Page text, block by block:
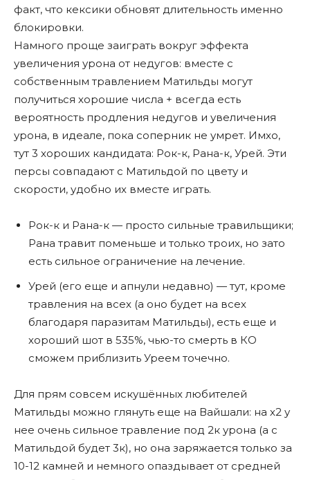
факт, что кексики обновят длительность именно
блокировки.
Намного проще заиграть вокруг эффекта
увеличения урона от недугов: вместе с
собственным травлением Матильды могут
получиться хорошие числа + всегда есть
вероятность продления недугов и увеличения
урона, в идеале, пока соперник не умрет. Имхо,
тут 3 хороших кандидата: Рок-к, Рана-к, Урей. Эти
персы совпадают с Матильдой по цвету и
скорости, удобно их вместе играть.
Рок-к и Рана-к — просто сильные травильщики;
Рана травит поменьше и только троих, но зато
есть сильное ограничение на лечение.
Урей (его еще и апнули недавно) — тут, кроме
травления на всех (а оно будет на всех
благодаря паразитам Матильды), есть еще и
хороший шот в 535%, чью-то смерть в КО
сможем приблизить Уреем точечно.
Для прям совсем искушённых любителей
Матильды можно глянуть еще на Вайшали: на х2 у
нее очень сильное травление под 2к урона (а с
Матильдой будет 3к), но она заряжается только за
10-12 камней и немного опаздывает от средней